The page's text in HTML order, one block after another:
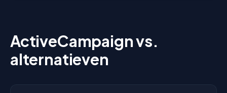
ActiveCampaign vs.
alternatieven